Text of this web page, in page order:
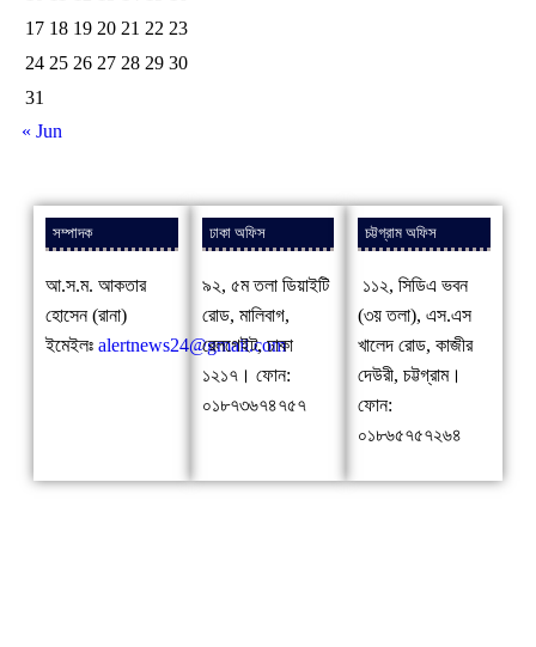
17 18 19 20 21 22 23
24 25 26 27 28 29 30
31
« Jun
সম্পাদক
আ.স.ম. আকতার
হোসেন (রানা)
ইমেইলঃ alertnews24@gmail.com
ঢাকা অফিস
৯২, ৫ম তলা ডিয়াইটি
রোড, মালিবাগ,
রেলগেইট, ঢাকা
১২১৭। ফোন:
০১৮৭৩৬৭৪৭৫৭
চট্টগ্রাম অফিস
১১২, সিডিএ ভবন
(৩য় তলা), এস.এস
খালেদ রোড, কাজীর
দেউরী, চট্টগ্রাম।
ফোন:
০১৮৬৫৭৫৭২৬৪